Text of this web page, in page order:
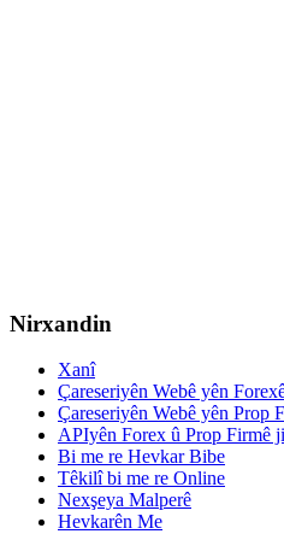
Nirxandin
Xanî
Çareseriyên Webê yên
Çareseriyên Webê yên Prop
APIyên Forex û Prop Firmê
Bi me re Hevkar Bibe
Têkilî bi me re Online
Nexşeya Malperê
Hevkarên Me